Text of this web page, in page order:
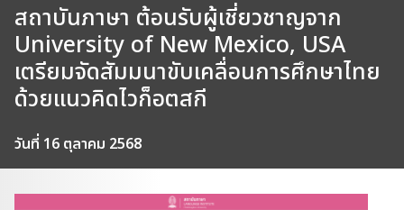
สถาบันภาษา ต้อนรับผู้เชี่ยวชาญจาก
University of New Mexico, USA
เตรียมจัดสัมมนาขับเคลื่อนการศึกษาไทย
ด้วยแนวคิดไวก็อตสกี
วันที่ 16 ตุลาคม 2568